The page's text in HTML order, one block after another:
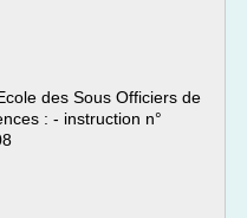
des Sous Officiers de
: - instruction n°